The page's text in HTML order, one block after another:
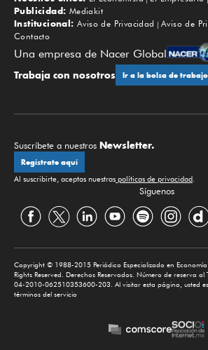
Publicidad: Mediakit
Institucional: Aviso de Privacidad
Aviso de
Contacto
Una empresa de Nacer Global
Trabaja con nosotros Ir a la bolsa de trabajo
Suscríbete a nuestros Newsletter.
Regístrate aquí
Al suscribirte, aceptas nuestras políticas de privacidad.
Síguenos
Copyright © 1988-2015 Periódico Especializado en Economía
Rights Reserved. Derechos Reservados. Número de reserva
04-2010-062510353600-203. Al visitar esta página, usted
términos del servicio